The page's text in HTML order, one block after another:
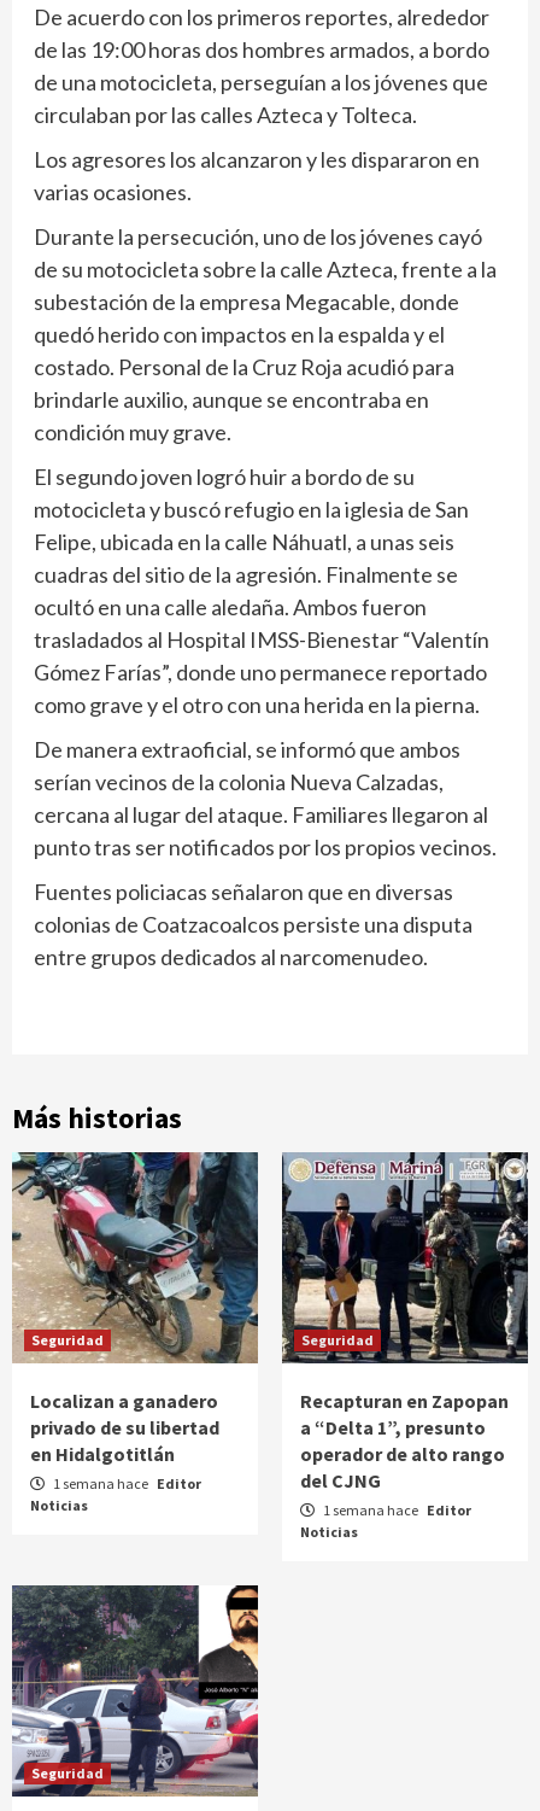
De acuerdo con los primeros reportes, alrededor
de las 19:00 horas dos hombres armados, a bordo
de una motocicleta, perseguían a los jóvenes que
circulaban por las calles Azteca y Tolteca.
Los agresores los alcanzaron y les dispararon en
varias ocasiones.
Durante la persecución, uno de los jóvenes cayó
de su motocicleta sobre la calle Azteca, frente a la
subestación de la empresa Megacable, donde
quedó herido con impactos en la espalda y el
costado. Personal de la Cruz Roja acudió para
brindarle auxilio, aunque se encontraba en
condición muy grave.
El segundo joven logró huir a bordo de su
motocicleta y buscó refugio en la iglesia de San
Felipe, ubicada en la calle Náhuatl, a unas seis
cuadras del sitio de la agresión. Finalmente se
ocultó en una calle aledaña. Ambos fueron
trasladados al Hospital IMSS-Bienestar “Valentín
Gómez Farías”, donde uno permanece reportado
como grave y el otro con una herida en la pierna.
De manera extraoficial, se informó que ambos
serían vecinos de la colonia Nueva Calzadas,
cercana al lugar del ataque. Familiares llegaron al
punto tras ser notificados por los propios vecinos.
Fuentes policiacas señalaron que en diversas
colonias de Coatzacoalcos persiste una disputa
entre grupos dedicados al narcomenudeo.
Más historias
Seguridad
Localizan a ganadero
privado de su libertad
en Hidalgotitlán
1 semana hace Editor
Noticias
Seguridad
Recapturan en Zapopan
a “Delta 1”, presunto
operador de alto rango
del CJNG
1 semana hace Editor
Noticias
Seguridad